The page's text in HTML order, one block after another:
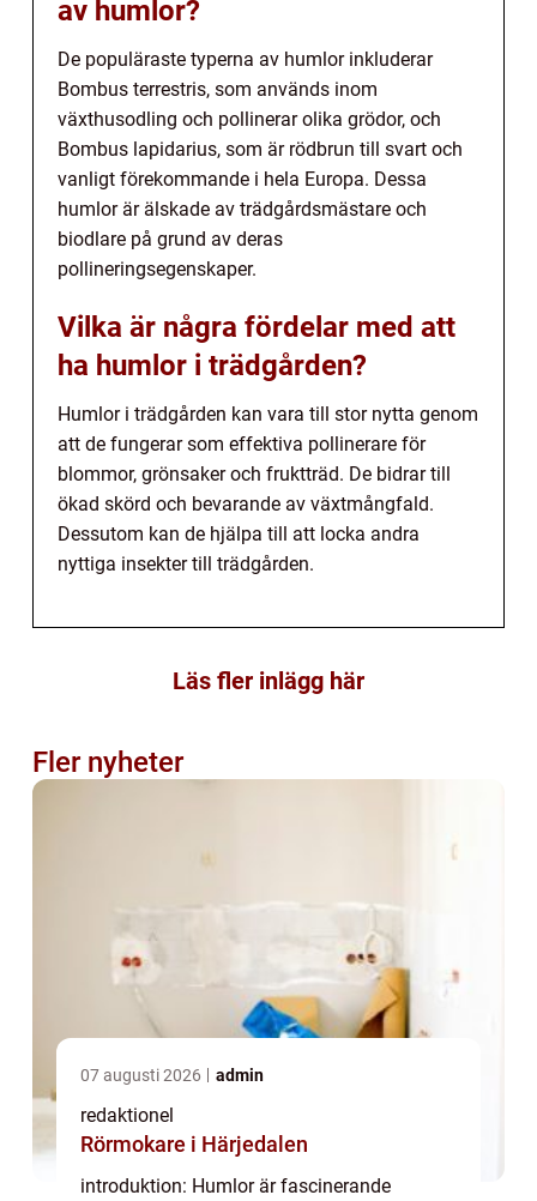
av humlor?
De populäraste typerna av humlor inkluderar
Bombus terrestris, som används inom
växthusodling och pollinerar olika grödor, och
Bombus lapidarius, som är rödbrun till svart och
vanligt förekommande i hela Europa. Dessa
humlor är älskade av trädgårdsmästare och
biodlare på grund av deras
pollineringsegenskaper.
Vilka är några fördelar med att
ha humlor i trädgården?
Humlor i trädgården kan vara till stor nytta genom
att de fungerar som effektiva pollinerare för
blommor, grönsaker och fruktträd. De bidrar till
ökad skörd och bevarande av växtmångfald.
Dessutom kan de hjälpa till att locka andra
nyttiga insekter till trädgården.
Läs fler inlägg här
Fler nyheter
07 augusti 2026 admin
redaktionel
Rörmokare i Härjedalen
introduktion: Humlor är fascinerande